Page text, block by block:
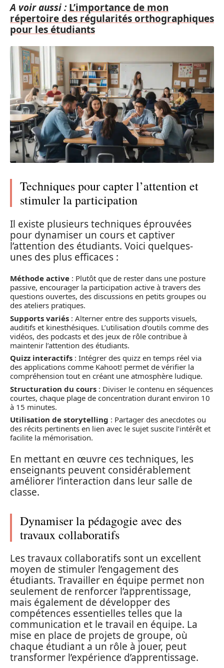
A voir aussi : L’importance de mon
répertoire des régularités orthographiques
pour les étudiants
Techniques pour capter l’attention et
stimuler la participation
Il existe plusieurs techniques éprouvées
pour dynamiser un cours et captiver
l’attention des étudiants. Voici quelques-
unes des plus efficaces :
Méthode active : Plutôt que de rester dans une posture
passive, encourager la participation active à travers des
questions ouvertes, des discussions en petits groupes ou
des ateliers pratiques.
Supports variés : Alterner entre des supports visuels,
auditifs et kinesthésiques. L’utilisation d’outils comme des
vidéos, des podcasts et des jeux de rôle contribue à
maintenir l’attention des étudiants.
Quizz interactifs : Intégrer des quizz en temps réel via
des applications comme Kahoot! permet de vérifier la
compréhension tout en créant une atmosphère ludique.
Structuration du cours : Diviser le contenu en séquences
courtes, chaque plage de concentration durant environ 10
à 15 minutes.
Utilisation de storytelling : Partager des anecdotes ou
des récits pertinents en lien avec le sujet suscite l’intérêt et
facilite la mémorisation.
En mettant en œuvre ces techniques, les
enseignants peuvent considérablement
améliorer l’interaction dans leur salle de
classe.
Dynamiser la pédagogie avec des
travaux collaboratifs
Les travaux collaboratifs sont un excellent
moyen de stimuler l’engagement des
étudiants. Travailler en équipe permet non
seulement de renforcer l’apprentissage,
mais également de développer des
compétences essentielles telles que la
communication et le travail en équipe. La
mise en place de projets de groupe, où
chaque étudiant a un rôle à jouer, peut
transformer l’expérience d’apprentissage.